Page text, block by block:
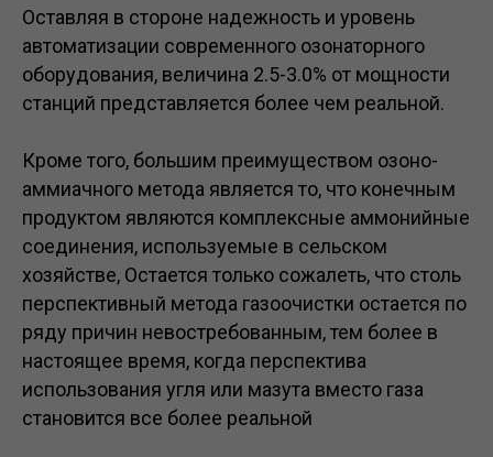
Оставляя в стороне надежность и уровень
автоматизации современного озонаторного
оборудования, величина 2.5-3.0% от мощности
станций представляется более чем реальной.
Кроме того, большим преимуществом озоно-
аммиачного метода является то, что конечным
продуктом являются комплексные аммонийные
соединения, используемые в сельском
хозяйстве, Остается только сожалеть, что столь
перспективный метода газоочистки остается по
ряду причин невостребованным, тем более в
настоящее время, когда перспектива
использования угля или мазута вместо газа
становится все более реальной